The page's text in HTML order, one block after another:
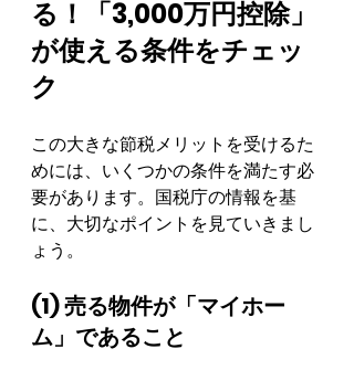
る！「3,000万円控除」
が使える条件をチェッ
ク
この大きな節税メリットを受けるた
めには、いくつかの条件を満たす必
要があります。国税庁の情報を基
に、大切なポイントを見ていきまし
ょう。
(1) 売る物件が「マイホー
ム」であること